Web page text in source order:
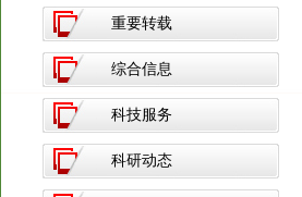
重要转载
综合信息
科技服务
科研动态